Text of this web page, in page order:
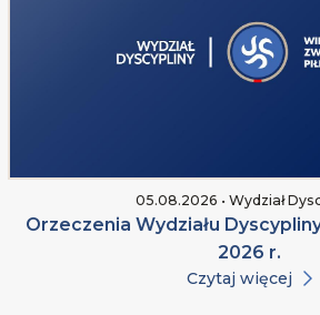
05.08.2026 • Wydział
Orzeczenia Wydziału
2026 r.
Czytaj więcej